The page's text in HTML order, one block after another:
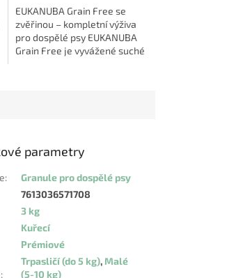
EUKANUBA Grain Free se
zvěřinou – kompletní výživa
pro dospělé psy EUKANUBA
Grain Free je vyvážené suché
parametry
:
Granule pro dospělé psy
7613036571708
3 kg
Kuřecí
Prémiové
:
Trpasličí (do 5 kg), Malé
(5-10 kg)